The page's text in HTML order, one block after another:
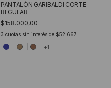
PANTALÓN GARIBALDI CORTE
REGULAR
$158.000,00
3 cuotas sin interés de $52.667
+1